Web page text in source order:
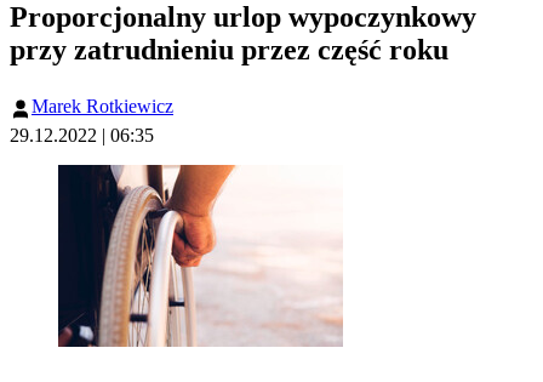
Proporcjonalny urlop wypoczynkowy
przy zatrudnieniu przez część roku
Marek Rotkiewicz
29.12.2022 | 06:35